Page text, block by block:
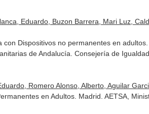
Eduardo, Buzon Barrera, Mari Luz,
Dispositivos no permanentes en
de Andalucía. Consejería de
Romero Alonso, Alberto, Aguilar
en Adultos. Madrid. AETSA,